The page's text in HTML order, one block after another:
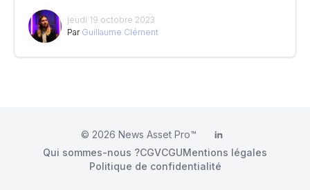
jeudi 19 octobre 2023
Par Guillaume Clément
© 2026 News Asset Pro™ LinkedIn
Qui sommes-nous ?CGVCGUMentions légales
Politique de confidentialité